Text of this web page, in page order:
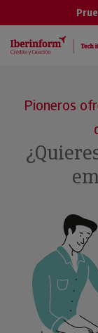
Pioneros